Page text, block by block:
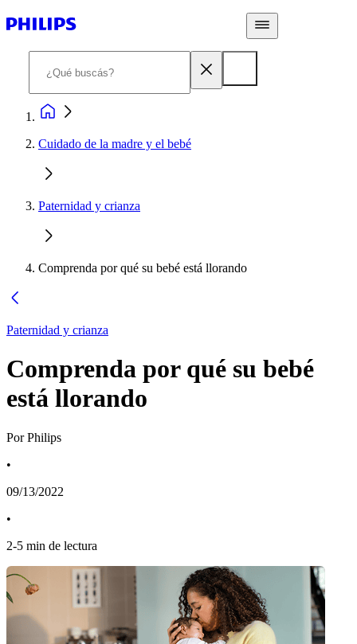
Cuidado de la madre y el bebé
Paternidad y crianza
Comprenda por qué su bebé está llorando
Paternidad y crianza
Comprenda por qué su bebé
está llorando
Por Philips
•
09/13/2022
•
2-5 min de lectura